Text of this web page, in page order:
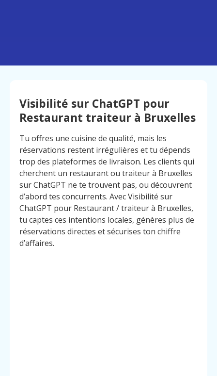
Visibilité sur ChatGPT pour
Restaurant traiteur à Bruxelles
Tu offres une cuisine de qualité, mais les
réservations restent irrégulières et tu dépends
trop des plateformes de livraison. Les clients qui
cherchent un restaurant ou traiteur à Bruxelles
sur ChatGPT ne te trouvent pas, ou découvrent
d’abord tes concurrents. Avec Visibilité sur
ChatGPT pour Restaurant / traiteur à Bruxelles,
tu captes ces intentions locales, génères plus de
réservations directes et sécurises ton chiffre
d’affaires.